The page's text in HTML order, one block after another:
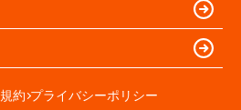
約 プライバシーポリシー